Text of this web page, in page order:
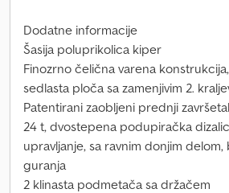
Dodatne informacije
Šasija poluprikolica kiper
Finozrno čelična varena
sedlasta ploča sa zamenjivim 2.
Patentirani zaobljeni prednji
24 t, dvostepena podupiračka
upravljanje, sa ravnim donjim
guranja
2 klinasta podmetača sa držačem